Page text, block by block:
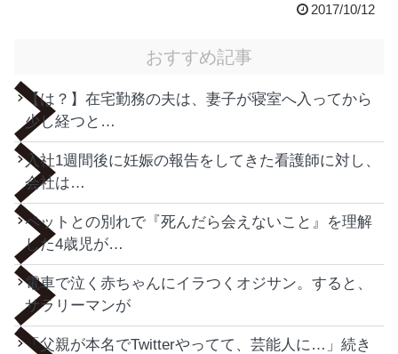
2017/10/12
おすすめ記事
【は？】在宅勤務の夫は、妻子が寝室へ入ってから
少し経つと…
入社1週間後に妊娠の報告をしてきた看護師に対し、
会社は…
ペットとの別れで『死んだら会えないこと』を理解
した4歳児が…
電車で泣く赤ちゃんにイラつくオジサン。すると、
サラリーマンが
「父親が本名でTwitterやってて、芸能人に…」続き